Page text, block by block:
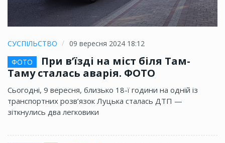
СУСПІЛЬСТВО
09 вересня 2024 18:12
ФОТО
При в’їзді на міст біля Там-
Таму сталась аварія. ФОТО
Сьогодні, 9 вересня, близько 18-ї години на одній із
транспортних розв’язок Луцька сталась ДТП —
зіткнулись два легковики